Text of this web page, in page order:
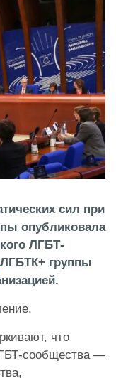
сил при
опубликовала
ЛГБТ-
ЛГБТК+ группы
что
сообщества —